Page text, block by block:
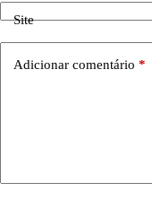
Site
Adicionar comentário *